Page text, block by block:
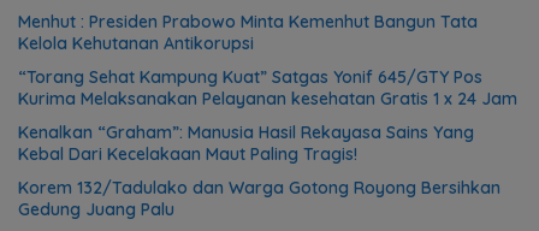
Menhut : Presiden Prabowo Minta Kemenhut Bangun Tata
Kelola Kehutanan Antikorupsi
“Torang Sehat Kampung Kuat” Satgas Yonif 645/GTY Pos
Kurima Melaksanakan Pelayanan kesehatan Gratis 1 x 24 Jam
Kenalkan “Graham”: Manusia Hasil Rekayasa Sains Yang
Kebal Dari Kecelakaan Maut Paling Tragis!
Korem 132/Tadulako dan Warga Gotong Royong Bersihkan
Gedung Juang Palu